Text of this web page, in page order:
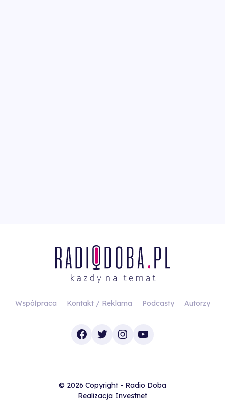
Współpraca Kontakt / Reklama Podcasty Autorzy
Facebook
TwitterInstagram
YouTube
© 2026 Copyright - Radio Doba
Realizacja Investnet